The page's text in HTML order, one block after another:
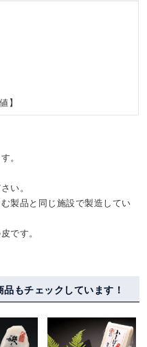
】
。
い。
製品と同じ施設で製造してい
です。
もチェックしています！